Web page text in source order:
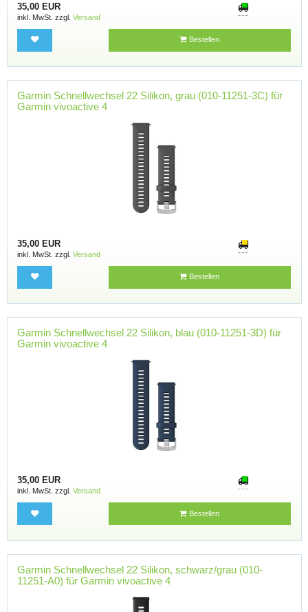
35,00 EUR
inkl. MwSt. zzgl. Versand
Bestellen
Garmin Schnellwechsel 22 Silikon, grau (010-11251-3C) für
Garmin vivoactive 4
35,00 EUR
inkl. MwSt. zzgl. Versand
Bestellen
Garmin Schnellwechsel 22 Silikon, blau (010-11251-3D) für
Garmin vivoactive 4
35,00 EUR
inkl. MwSt. zzgl. Versand
Bestellen
Garmin Schnellwechsel 22 Silikon, schwarz/grau (010-
11251-A0) für Garmin vivoactive 4